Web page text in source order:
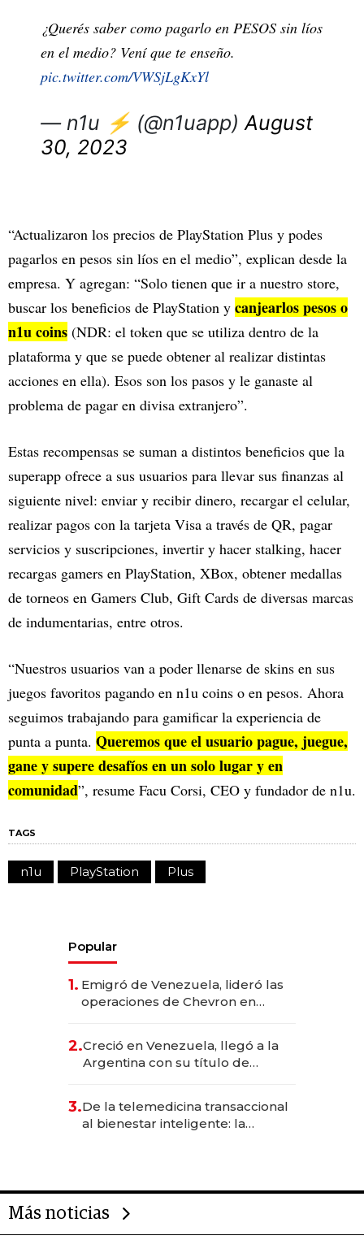
¿Querés saber como pagarlo en PESOS sin líos
en el medio? Vení que te enseño.
pic.twitter.com/VWSjLgKxYl
— n1u ⚡️ (@n1uapp)August
30, 2023
“Actualizaron los precios de PlayStation Plus y podes
pagarlos en pesos sin líos en el medio”, explican desde la
empresa. Y agregan: “Solo tienen que ir a nuestro store,
buscar los beneficios de PlayStation y canjearlos pesos o
n1u coins (NDR: el token que se utiliza dentro de la
plataforma y que se puede obtener al realizar distintas
acciones en ella). Esos son los pasos y le ganaste al
problema de pagar en divisa extranjero”.
Estas recompensas se suman a distintos beneficios que la
superapp ofrece a sus usuarios para llevar sus finanzas al
siguiente nivel: enviar y recibir dinero, recargar el celular,
realizar pagos con la tarjeta Visa a través de QR, pagar
servicios y suscripciones, invertir y hacer stalking, hacer
recargas gamers en PlayStation, XBox, obtener medallas
de torneos en Gamers Club, Gift Cards de diversas marcas
de indumentarias, entre otros.
“Nuestros usuarios van a poder llenarse de skins en sus
juegos favoritos pagando en n1u coins o en pesos. Ahora
seguimos trabajando para gamificar la experiencia de
punta a punta. Queremos que el usuario pague, juegue,
gane y supere desafíos en un solo lugar y en
comunidad”, resume Facu Corsi, CEO y fundador de n1u.
TAGS
n1u PlayStation Plus
Popular
1. Emigró de Venezuela, lideró las
operaciones de Chevron en
2.Creció en Venezuela, llegó a la
Argentina con su título de
las marcas "fast premium"
3.De la telemedicina transaccional
al bienestar inteligente: la
Más noticias